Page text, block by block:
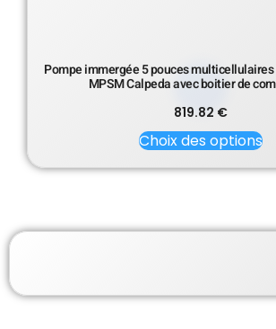
Pompe immergée 5 pouces
MPSM Calpeda avec boitier de
819.82 €
Choix des options